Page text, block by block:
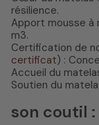
résilience.
Apport mousse à
m3.
Certification de
certificat) :
Accueil du
Soutien du
son coutil :